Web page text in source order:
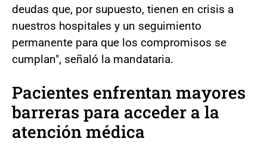
deudas que, por supuesto, tienen en crisis a
nuestros hospitales y un seguimiento
permanente para que los compromisos se
cumplan", señaló la mandataria.
Pacientes enfrentan mayores
barreras para acceder a la
atención médica